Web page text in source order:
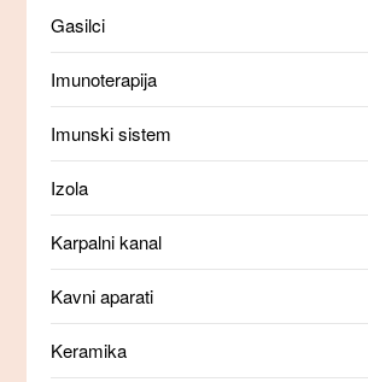
Gasilci
Imunoterapija
Imunski sistem
Izola
Karpalni kanal
Kavni aparati
Keramika